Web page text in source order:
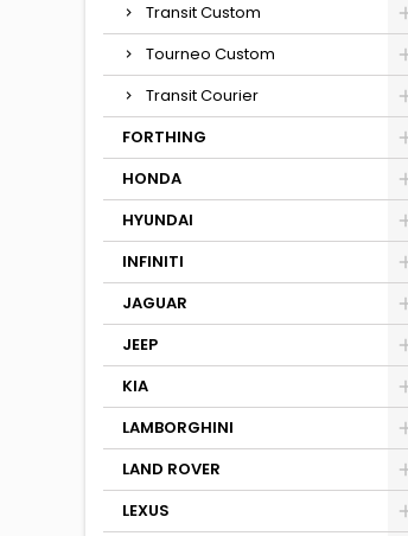
Transit Custom
Tourneo Custom
Transit Courier
FORTHING
HONDA
HYUNDAI
INFINITI
JAGUAR
JEEP
KIA
LAMBORGHINI
LAND ROVER
LEXUS